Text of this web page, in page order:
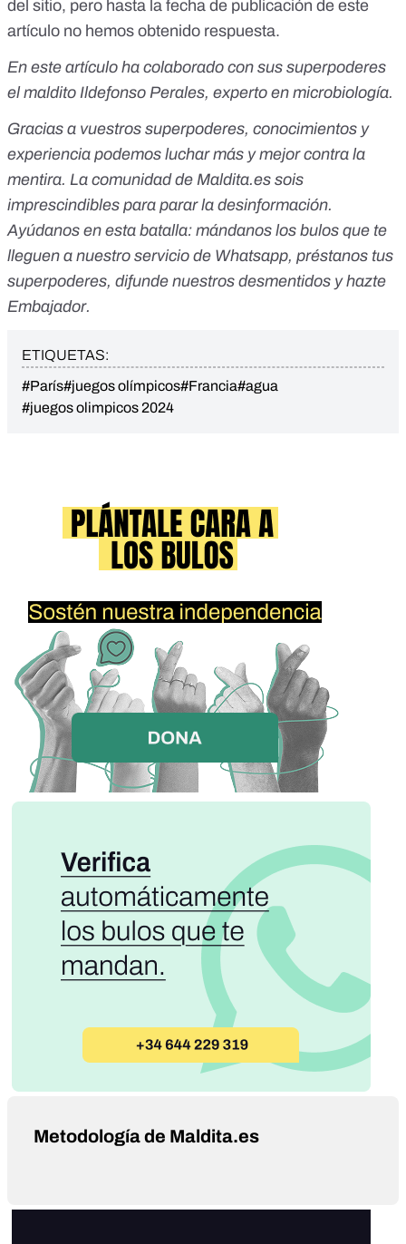
del sitio, pero hasta la fecha de publicación de este
artículo no hemos obtenido respuesta.
En este artículo ha colaborado con sus superpoderes
el maldito Ildefonso Perales, experto en microbiología.
Gracias a vuestros superpoderes, conocimientos y
experiencia podemos luchar más y mejor contra la
mentira. La comunidad de Maldita.es sois
imprescindibles para parar la desinformación.
Ayúdanos en esta batalla: mándanos los bulos que te
lleguen a nuestro servicio de Whatsapp, préstanos tus
superpoderes, difunde nuestros desmentidos yhazte
Embajador.
ETIQUETAS:
#París#juegos olímpicos#Francia#agua
#juegos olimpicos 2024
Metodología de Maldita.es